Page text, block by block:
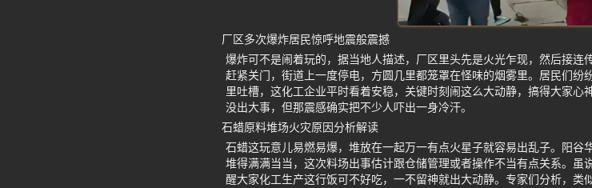
厂区多次爆炸居民惊呼地震般震撼
爆炸可不是闹着玩的，据当地人描述，厂区里头先是火光乍现，然后接
赶紧关门，街道上一度停电，方圆几里都笼罩在怪味的烟雾里。居民们
里吐槽，这化工企业平时看着安稳，关键时刻闹这么大动静，搞得大家心
没出大事，但那震感确实把不少人吓出一身冷汗。
石蜡原料堆场火灾原因分析解读
石蜡这玩意儿易燃易爆，堆放在一起万一有点火星子就容易出乱子。阳
堆得满满当当，这次料场出事估计跟仓储管理或者操作不当有点关系。
醒大家化工生产这行饭可不好吃，一不留神就出大动静。专家们分析，